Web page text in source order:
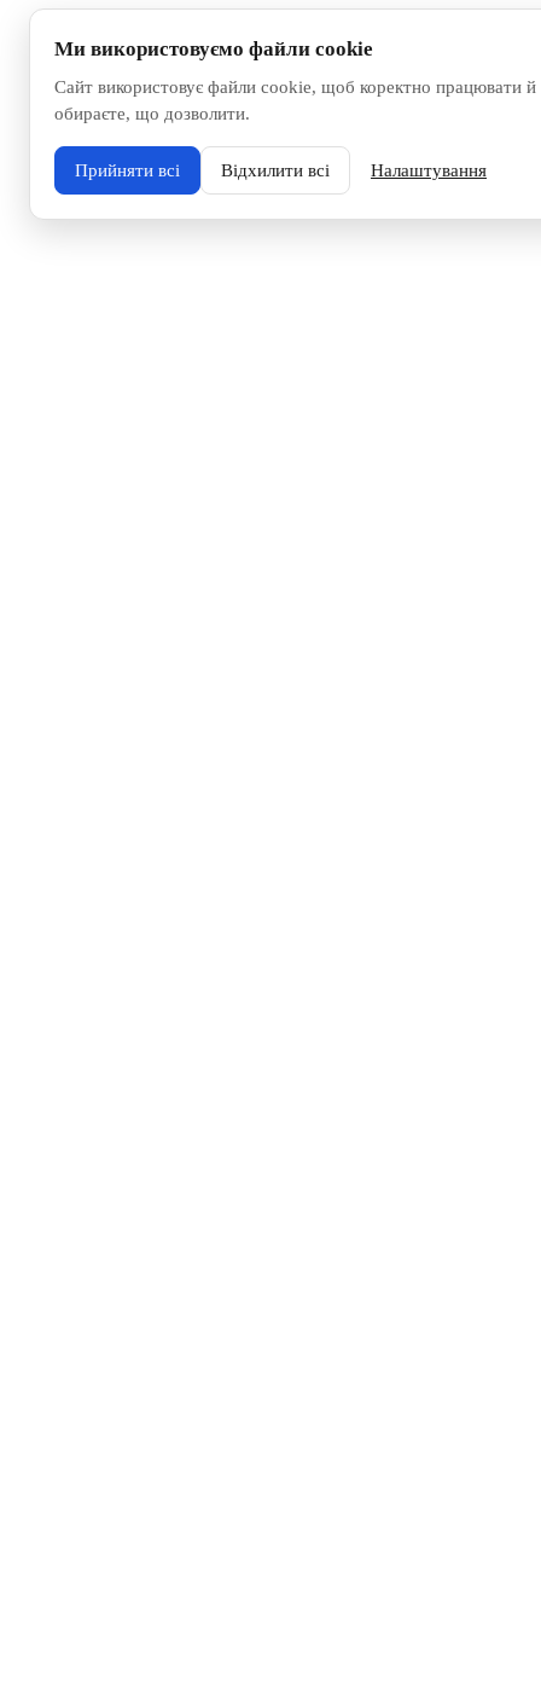
Ми використовуємо файли cookie
Сайт використовує файли cookie, щоб коректно працювати
обираєте, що дозволити.
Прийняти всі Відхилити всі Налаштування